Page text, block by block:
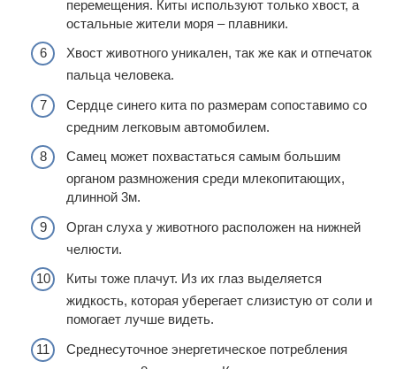
перемещения. Киты используют только хвост, а
остальные жители моря – плавники.
Хвост животного уникален, так же как и отпечаток
пальца человека.
Сердце синего кита по размерам сопоставимо со
средним легковым автомобилем.
Самец может похвастаться самым большим
органом размножения среди млекопитающих,
длинной 3м.
Орган слуха у животного расположен на нижней
челюсти.
Киты тоже плачут. Из их глаз выделяется
жидкость, которая уберегает слизистую от соли и
помогает лучше видеть.
Среднесуточное энергетическое потребления